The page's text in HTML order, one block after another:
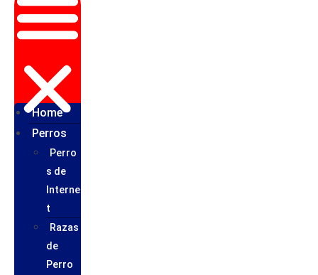
Home
Perros
Perro
s de
Interne
t
Razas
de
Perro